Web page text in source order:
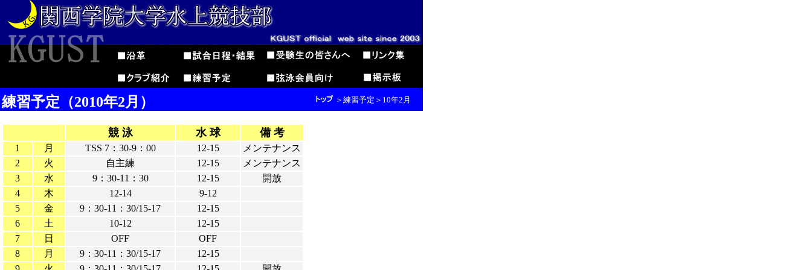
競 泳 水 球 備 考
1 月 TSS 7：30-9：00 12-15
メンテナンス
2
火 自主練 12-15
メンテナンス
3
水 9：30-11：30 12-15
開放
4
木 12-14
9-12
5
金 9：30-11：30/15-17
12-15
6
土 10-12
12-15
7
日 OFF
OFF
8
月 9：30-11：30/15-17
12-15
練習予定（2010年2月） ＞練習予定＞10年2月